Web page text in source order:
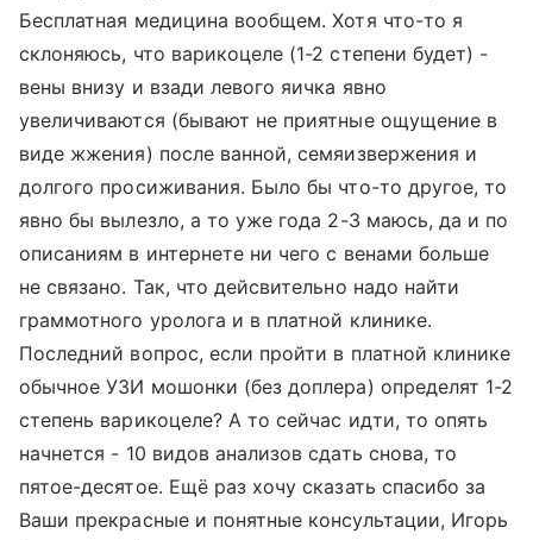
Бесплатная медицина вообщем. Хотя что-то я
склоняюсь, что варикоцеле (1-2 степени будет) -
вены внизу и взади левого яичка явно
увеличиваются (бывают не приятные ощущение в
виде жжения) после ванной, семяизвержения и
долгого просиживания. Было бы что-то другое, то
явно бы вылезло, а то уже года 2-3 маюсь, да и по
описаниям в интернете ни чего с венами больше
не связано. Так, что дейсвительно надо найти
граммотного уролога и в платной клинике.
Последний вопрос, если пройти в платной клинике
обычное УЗИ мошонки (без доплера) определят 1-2
степень варикоцеле? А то сейчас идти, то опять
начнется - 10 видов анализов сдать снова, то
пятое-десятое. Ещё раз хочу сказать спасибо за
Ваши прекрасные и понятные консультации, Игорь